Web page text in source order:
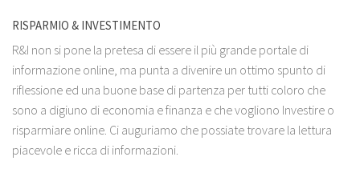
RISPARMIO & INVESTIMENTO
R&I non si pone la pretesa di essere il più grande portale di
informazione online, ma punta a divenire un ottimo spunto di
riflessione ed una buone base di partenza per tutti coloro che
sono a digiuno di economia e finanza e che vogliono Investire o
risparmiare online. Ci auguriamo che possiate trovare la lettura
piacevole e ricca di informazioni.